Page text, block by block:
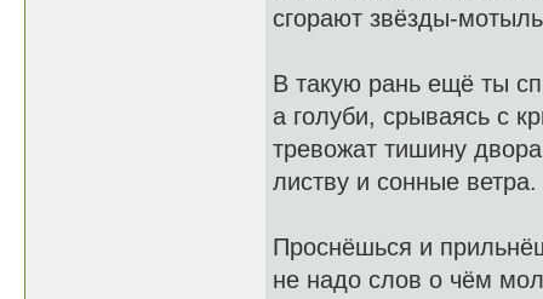
сгорают звёзды-
В такую рань ещё ты
а голуби, срываясь с
тревожат тишину
листву и сонные ветра.
Проснёшься и
не надо слов о чём